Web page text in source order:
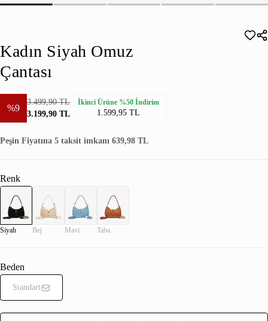
Kadın Siyah Omuz
Çantası
%9
3.499,90 TL
3.199,90 TL
İkinci Ürüne %50 İndirim
1.599,95 TL
Peşin Fiyatına 5 taksit imkanı 639,98 TL
Renk
Siyah Bej Mavi Taba
Beden
Standart